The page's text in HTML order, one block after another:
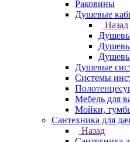
Раковины
Душевые
Назад
Душевые
Системы
Мебель для
Мойки,
Сантехника для
Назад